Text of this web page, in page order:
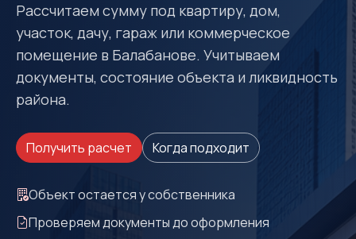
Рассчитаем сумму под квартиру, дом,
участок, дачу, гараж или коммерческое
помещение в Балабанове. Учитываем
документы, состояние объекта и ликвидность
района.
Получить расчет Когда подходит
Объект остается у собственника
Проверяем документы до оформления